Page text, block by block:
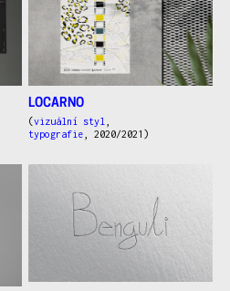
LOCARNO
(vizuální styl
typografie , 2020/2021)